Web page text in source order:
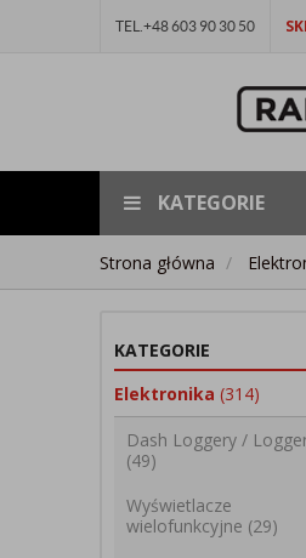
TEL.+48 603 90 30 50
KATEGORIE
Strona główna
KATEGORIE
Elektronika (314)
Dash Loggery /
(49)
Wyświetlacze
wielofunkcyjne (29)